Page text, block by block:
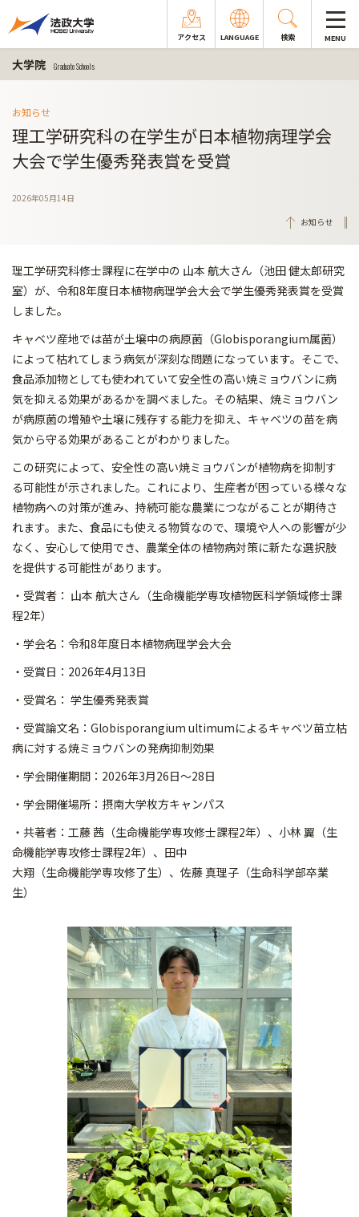
アクセス LANGUAGE 検索 MENU
大学院 Graduate Schools
お知らせ
理工学研究科の在学生が日本植物病理学会
大会で学生優秀発表賞を受賞
2026年05月14日
お知らせ
理工学研究科修士課程に在学中の 山本 航大さん（池田 健太郎研究
室）が、令和8年度日本植物病理学会大会で学生優秀発表賞を受賞
しました。
キャベツ産地では苗が土壌中の病原菌（Globisporangium属菌）
によって枯れてしまう病気が深刻な問題になっています。そこで、
食品添加物としても使われていて安全性の高い焼ミョウバンに病
気を抑える効果があるかを調べました。その結果、焼ミョウバン
が病原菌の増殖や土壌に残存する能力を抑え、キャベツの苗を病
気から守る効果があることがわかりました。
この研究によって、安全性の高い焼ミョウバンが植物病を抑制す
る可能性が示されました。これにより、生産者が困っている様々な
植物病への対策が進み、持続可能な農業につながることが期待さ
れます。また、食品にも使える物質なので、環境や人への影響が少
なく、安心して使用でき、農業全体の植物病対策に新たな選択肢
を提供する可能性があります。
・受賞者： 山本 航大さん（生命機能学専攻植物医科学領域修士課
程2年）
・学会名：令和8年度日本植物病理学会大会
・受賞日：2026年4月13日
・受賞名： 学生優秀発表賞
・受賞論文名：Globisporangium ultimumによるキャベツ苗立枯
病に対する焼ミョウバンの発病抑制効果
・学会開催期間：2026年3月26日～28日
・学会開催場所：摂南大学枚方キャンパス
・共著者：工藤 茜（生命機能学専攻修士課程2年）、小林 翼（生
命機能学専攻修士課程2年）、田中
大翔（生命機能学専攻修了生）、佐藤 真理子（生命科学部卒業
生）